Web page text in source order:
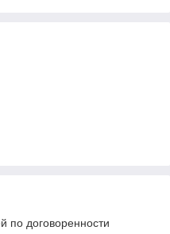
по договоренности